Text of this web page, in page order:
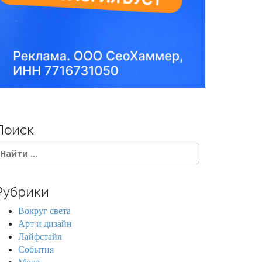
Вокруг света
Арт и дизайн
Лайфстайл
События